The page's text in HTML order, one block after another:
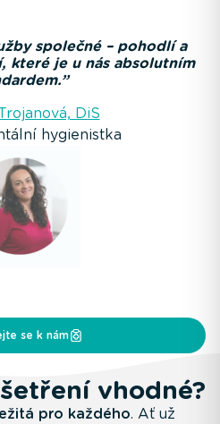
společné – pohodlí a
které je u nás absolutním
DiS
hygienistka
se k nám
vhodné?
pro každého. Ať už